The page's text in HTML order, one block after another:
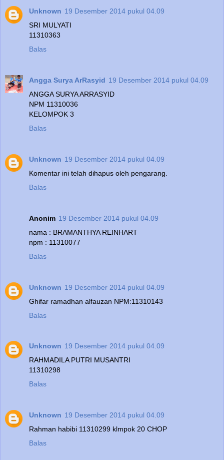
Unknown 19 Desember 2014 pukul 04.09
SRI MULYATI
11310363
Balas
Angga Surya ArRasyid 19 Desember 2014 pukul 04.09
ANGGA SURYA ARRASYID
NPM 11310036
KELOMPOK 3
Balas
Unknown 19 Desember 2014 pukul 04.09
Komentar ini telah dihapus oleh pengarang.
Balas
Anonim 19 Desember 2014 pukul 04.09
nama : BRAMANTHYA REINHART
npm : 11310077
Balas
Unknown 19 Desember 2014 pukul 04.09
Ghifar ramadhan alfauzan NPM:11310143
Balas
Unknown 19 Desember 2014 pukul 04.09
RAHMADILA PUTRI MUSANTRI
11310298
Balas
Unknown 19 Desember 2014 pukul 04.09
Rahman habibi 11310299 klmpok 20 CHOP
Balas